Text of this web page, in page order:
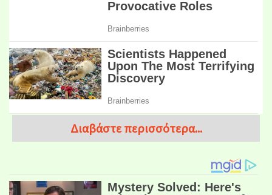
Διαβάστε περισσότερα...